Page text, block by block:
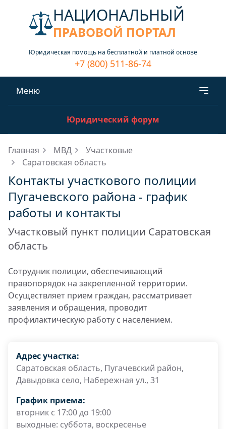
НАЦИОНАЛЬНЫЙ
ПРАВОВОЙ ПОРТАЛ
Юридическая помощь на бесплатной и платной основе
+7 (800) 511-86-74
Меню
Юридический форум
Главная МВД
Участковые
Саратовская область
Контакты участкового полиции
Пугачевского района - график
работы и контакты
Участковый пункт полиции Саратовская
область
Сотрудник полиции, обеспечивающий
правопорядок на закрепленной территории.
Осуществляет прием граждан, рассматривает
заявления и обращения, проводит
профилактическую работу с населением.
Адрес участка:
Саратовская область, Пугачевский район,
Давыдовка село, Набережная ул., 31
График приема:
вторник с 17:00 до 19:00
выходные: суббота, воскресенье